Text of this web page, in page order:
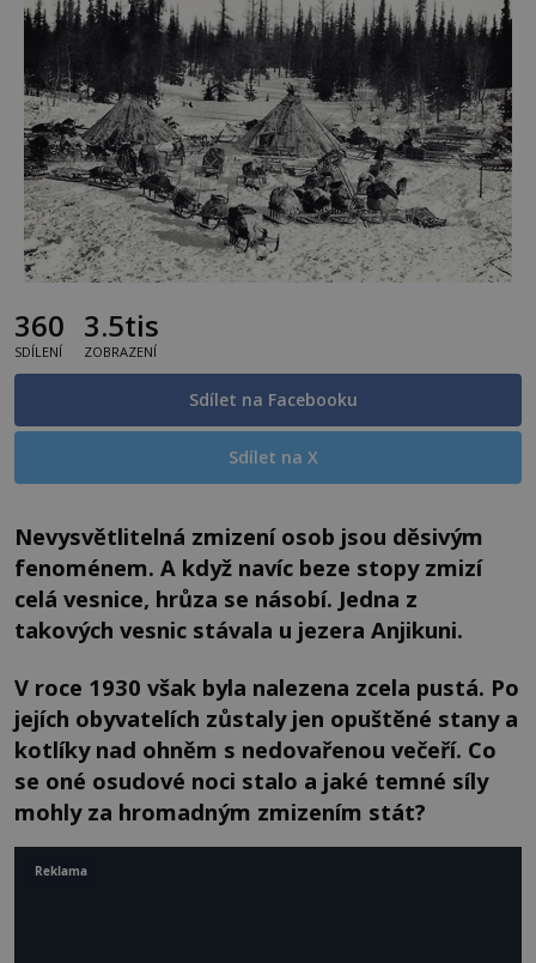
360
SDÍLENÍ
3.5tis
ZOBRAZENÍ
Sdílet na Facebooku
Sdílet na X
Nevysvětlitelná zmizení osob jsou děsivým
fenoménem. A když navíc beze stopy zmizí
celá vesnice, hrůza se násobí. Jedna z
takových vesnic stávala u jezera Anjikuni.
V roce 1930 však byla nalezena zcela pustá. Po
jejích obyvatelích zůstaly jen opuštěné stany a
kotlíky nad ohněm s nedovařenou večeří. Co
se oné osudové noci stalo a jaké temné síly
mohly za hromadným zmizením stát?
Reklama